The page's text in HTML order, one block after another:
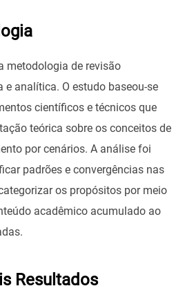
metodologia de revisão
analítica. O estudo baseou-se
científicos e técnicos que
teórica sobre os conceitos de
por cenários. A análise foi
padrões e convergências nas
os propósitos por meio
acadêmico acumulado ao